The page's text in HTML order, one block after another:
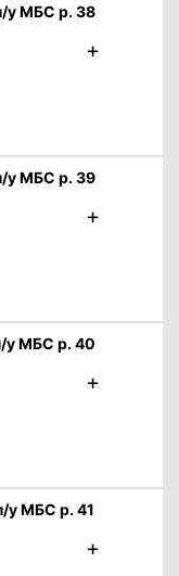
у МБС р. 38
+
у МБС р. 39
+
у МБС р. 40
+
у МБС р. 41
+